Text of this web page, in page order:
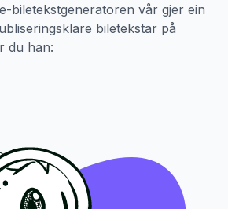
biletekstgeneratoren vår gjer ein
biletekstar på
du han: